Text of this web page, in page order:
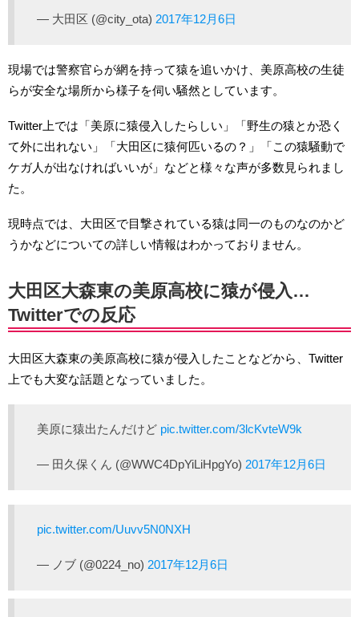
— 大田区 (@city_ota) 2017年12月6日
現場では警察官らが網を持って猿を追いかけ、美原高校の生徒
らが安全な場所から様子を伺い騒然としています。
Twitter上では「美原に猿侵入したらしい」「野生の猿とか恐く
て外に出れない」「大田区に猿何匹いるの？」「この猿騒動で
ケガ人が出なければいいが」などと様々な声が多数見られまし
た。
現時点では、大田区で目撃されている猿は同一のものなのかど
うかなどについての詳しい情報はわかっておりません。
大田区大森東の美原高校に猿が侵入…
Twitterでの反応
大田区大森東の美原高校に猿が侵入したことなどから、Twitter
上でも大変な話題となっていました。
美原に猿出たんだけど pic.twitter.com/3lcKvteW9k
— 田久保くん (@WWC4DpYiLiHpgYo) 2017年12月6日
pic.twitter.com/Uuvv5N0NXH
— ノブ (@0224_no) 2017年12月6日